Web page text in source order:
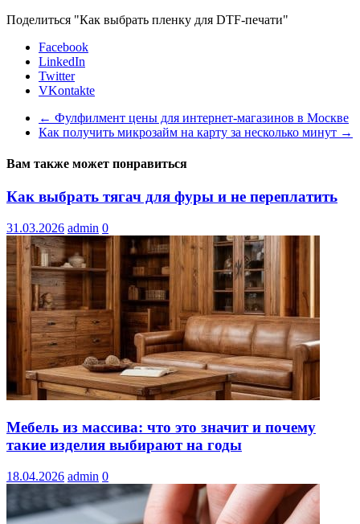
Поделиться "Как выбрать пленку для DTF-печати"
Facebook
LinkedIn
Twitter
VKontakte
← Фулфилмент цены для интернет-магазинов в Москве
Как получить микрозайм на карту за несколько минут →
Вам также может понравиться
Как выбрать тягач для фуры и не переплатить
31.03.2026 admin 0
Мебель из массива: что это значит и почему
такие изделия выбирают на годы
18.04.2026 admin 0